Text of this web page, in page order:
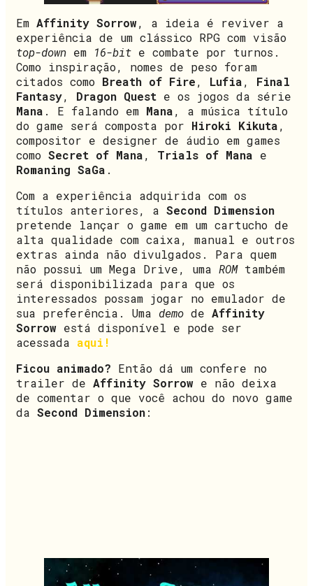
Em Affinity Sorrow, a ideia é reviver a
experiência de um clássico RPG com visão
top-down em 16-bit e combate por turnos.
Como inspiração, nomes de peso foram
citados como Breath of Fire, Lufia, Final
Fantasy, Dragon Quest e os jogos da série
Mana . E falando em Mana, a música título
do game será composta por Hiroki Kikuta,
compositor e designer de áudio em games
como Secret of Mana, Trials of Mana e
Romaning SaGa .
Com a experiência adquirida com os
títulos anteriores, a Second Dimension
pretende lançar o game em um cartucho de
alta qualidade com caixa, manual e outros
extras ainda não divulgados. Para quem
não possui um Mega Drive, uma ROMtambém
será disponibilizada para que os
interessados possam jogar no emulador de
sua preferência. Uma demo de Affinity
Sorrow está disponível e pode ser
acessada aqui!
Ficou animado? Então dá um confere no
trailer de Affinity Sorrow e não deixa
de comentar o que você achou do novo game
da Second Dimension: